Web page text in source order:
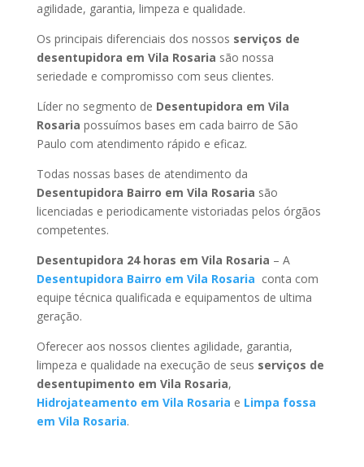
agilidade, garantia, limpeza e qualidade.
Os principais diferenciais dos nossos serviços de
desentupidora em Vila Rosaria são nossa
seriedade e compromisso com seus clientes.
Líder no segmento de Desentupidora em Vila
Rosaria possuímos bases em cada bairro de São
Paulo com atendimento rápido e eficaz.
Todas nossas bases de atendimento da
Desentupidora Bairro em Vila Rosaria são
licenciadas e periodicamente vistoriadas pelos órgãos
competentes.
Desentupidora 24 horas em Vila Rosaria – A
Desentupidora Bairro em Vila Rosaria conta com
equipe técnica qualificada e equipamentos de ultima
geração.
Oferecer aos nossos clientes agilidade, garantia,
limpeza e qualidade na execução de seus serviços de
desentupimento em Vila Rosaria,
Hidrojateamento em Vila Rosaria e Limpa fossa
em Vila Rosaria.